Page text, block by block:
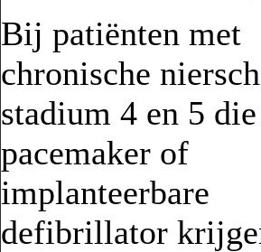
Bij patiënten met
chronische
stadium 4 en 5
pacemaker of
implanteerbare
defibrillator